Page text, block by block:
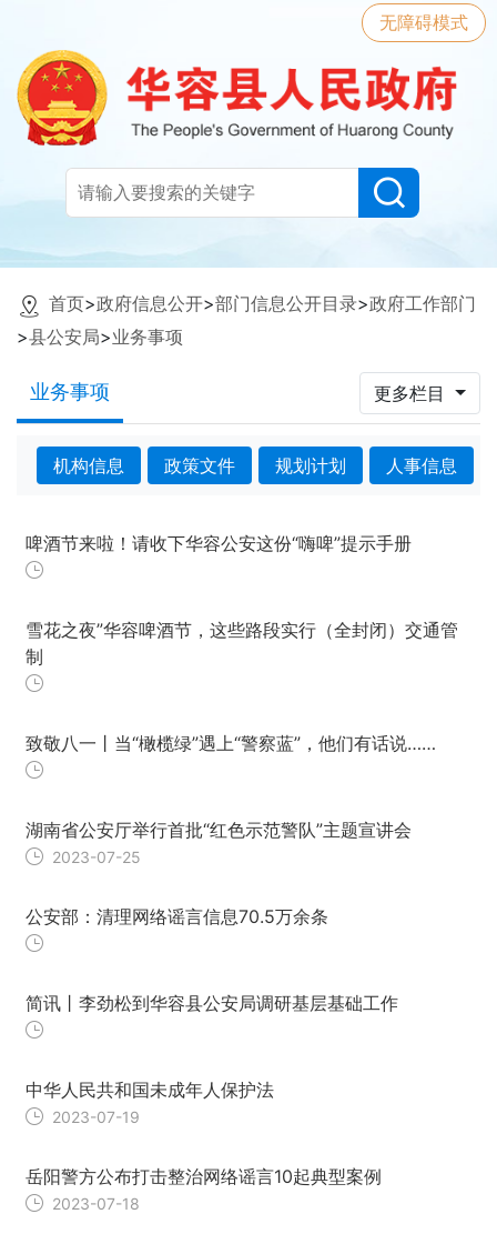
无障碍模式
首页>政府信息公开>部门信息公开目录>政府工作部门
>县公安局>业务事项
业务事项 更多栏目
机构信息 政策文件 规划计划 人事信息
啤酒节来啦！请收下华容公安这份“嗨啤”提示手册
雪花之夜”华容啤酒节，这些路段实行（全封闭）交通管
制
致敬八一丨当“橄榄绿”遇上“警察蓝”，他们有话说……
湖南省公安厅举行首批“红色示范警队”主题宣讲会
2023-07-25
公安部：清理网络谣言信息70.5万余条
简讯丨李劲松到华容县公安局调研基层基础工作
中华人民共和国未成年人保护法
2023-07-19
岳阳警方公布打击整治网络谣言10起典型案例
2023-07-18